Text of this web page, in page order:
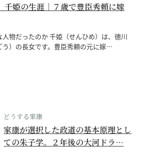
千姫の生涯｜７歳で豊臣秀頼に嫁
物だったのか 千姫（せんひめ）は、徳川
う）の長女です。豊臣秀頼の元に嫁…
どうする家康
家康が選択した政道の基本原理とし
ての朱子学。２年後の大河ドラ…